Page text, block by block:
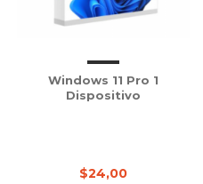
Windows 11 Pro 1
Dispositivo
$24,00